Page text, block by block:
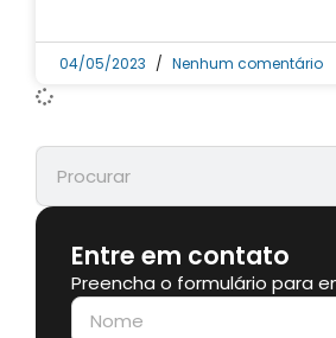
04/05/2023 Nenhum comentário
Entre em contato
Preencha o formulário para